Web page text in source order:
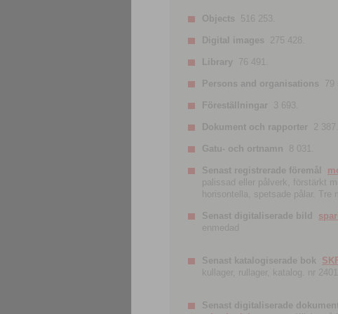
Objects 516 253.
Digital images 275 428.
Library 76 491.
Persons and organisations 79
Föreställningar 3 693.
Dokument och rapporter 2 387.
Gatu- och ortnamn 8 031.
Senast registrerade föremål
palissad eller pålverk, förstärkt
horisontella, spetsade pålar. Tre
Senast digitaliserade bild
enmedad
Senast katalogiserade bok
kullager, rullager, katalog. nr
Senast digitaliserade